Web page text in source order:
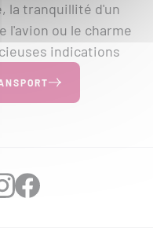
la tranquillité d'un
l'avion ou le charme
indications